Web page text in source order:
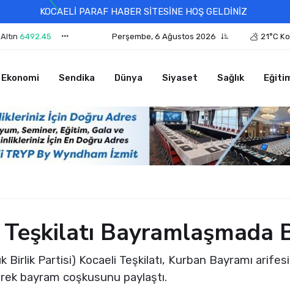
KOCAELİ PARAF HABER SİTESİNE HOŞ GELDİNİZ
Altın 6492.45 Perşembe, 6 Ağustos 2026 21°C
Ekonomi Sendika Dünya Siyaset Sağlık
Bayramlaşmada
Birlik Partisi) Kocaeli Teşkilatı, Kurban Bayramı
bayram coşkusunu paylaştı.